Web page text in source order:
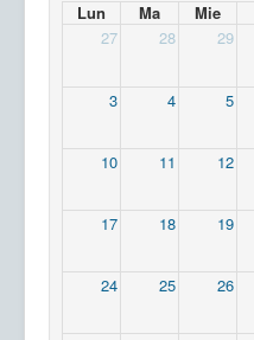
Lun Ma Mie
27
28 29
3 4 5
10 11 12
17 18 19
24 25 26